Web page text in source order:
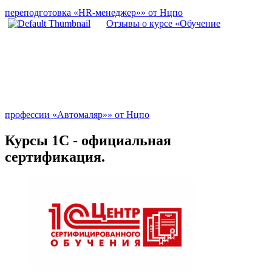
переподготовка «HR-менеджер»» от Нцпо
Отзывы о курсе «Обучение
профессии «Автомаляр»» от Нцпо
Курсы 1С - официальная
сертификация.